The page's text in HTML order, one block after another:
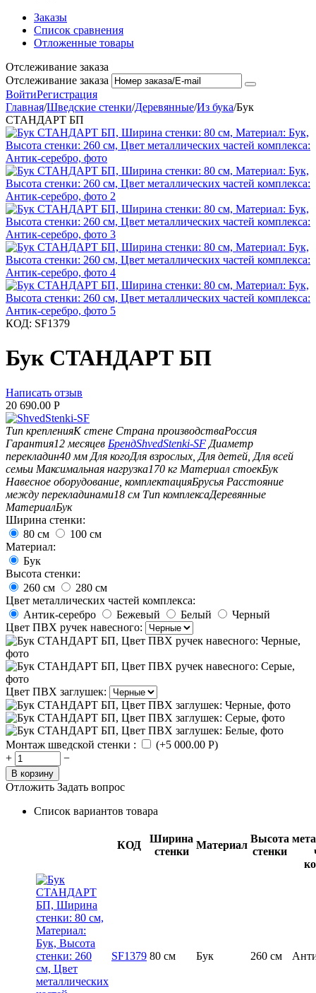
Заказы
Список сравнения
Отложенные товары
Отслеживание заказа
Отслеживание заказа
ВойтиРегистрация
Главная/Шведские стенки/Деревянные/Из бука/Бук
СТАНДАРТ БП
КОД: SF1379
Бук СТАНДАРТ БП
Написать отзыв
20 690.00 Р
Тип крепленияК стене Страна производстваРоссия
Гарантия12 месяцев БрендShvedStenki-SF Диаметр
перекладин40 мм Для когоДля взрослых, Для детей, Для всей
семьи Максимальная нагрузка170 кг Материал стоекБук
Навесное оборудование, комплектацияБрусья Расстояние
между перекладинами18 см Тип комплексаДеревянные
МатериалБук
Ширина стенки:
80 см
100 см
Материал:
Бук
Высота стенки:
260 см
280 см
Цвет металлических частей комплекса:
Антик-серебро
Бежевый Белый
Черный
Цвет ПВХ ручек навесного:
Цвет ПВХ заглушек:
Монтаж шведской стенки : (+5 000.00 Р)
+
−
В корзину
Отложить Задать вопрос
Список вариантов товара
КОД
Ширина
стенки
Материал
Высота
стенки
SF1379 80 см Бук 260 см